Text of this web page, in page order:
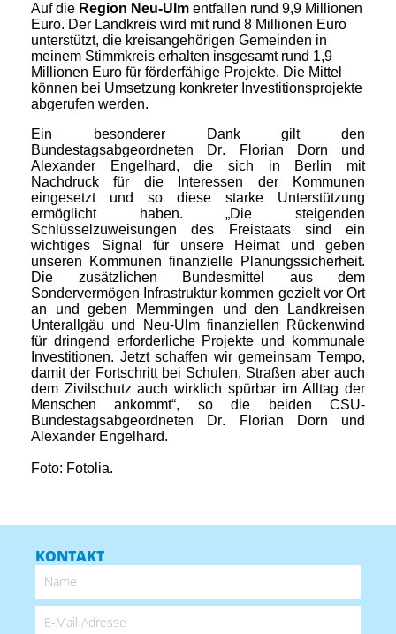
Auf die Region Neu-Ulm entfallen rund 9,9 Millionen
Euro. Der Landkreis wird mit rund 8 Millionen Euro
unterstützt, die kreisangehörigen Gemeinden in
meinem Stimmkreis erhalten insgesamt rund 1,9
Millionen Euro für förderfähige Projekte. Die Mittel
können bei Umsetzung konkreter Investitionsprojekte
abgerufen werden.
Ein besonderer Dank gilt den
Bundestagsabgeordneten Dr. Florian Dorn und
Alexander Engelhard, die sich in Berlin mit
Nachdruck für die Interessen der Kommunen
eingesetzt und so diese starke Unterstützung
ermöglicht haben.Die steigenden
Schlüsselzuweisungen des Freistaats sind ein
wichtiges Signal für unsere Heimat und geben
unseren Kommunen finanzielle Planungssicherheit.
Die zusätzlichen Bundesmittel aus dem
Sondervermögen Infrastruktur kommen gezielt vor Ort
an und geben Memmingen und den Landkreisen
Unterallgäu und Neu-Ulm finanziellen Rückenwind
für dringend erforderliche Projekte und kommunale
Investitionen. Jetzt schaffen wir gemeinsam Tempo,
damit der Fortschritt bei Schulen, Straßen aber auch
dem Zivilschutz auch wirklich spürbar im Alltag der
Menschen ankommt“, so die beiden CSU-
Bundestagsabgeordneten Dr. Florian Dorn und
Alexander Engelhard.
Foto: Fotolia.
KONTAKT